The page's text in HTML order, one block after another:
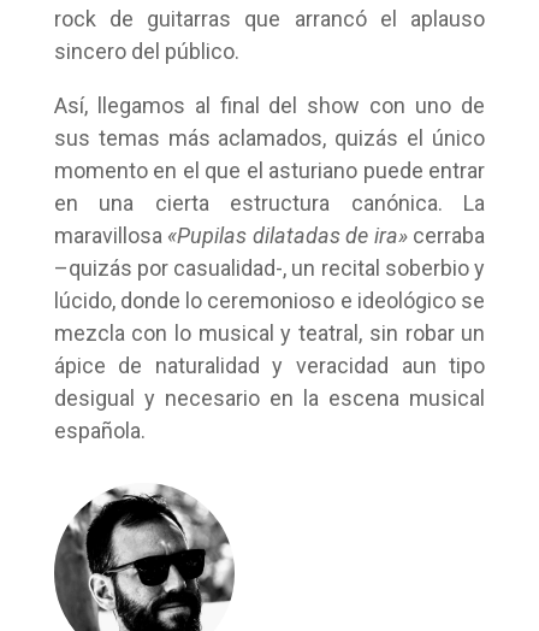
rock de guitarras que arrancó el aplauso
sincero del público.
Así, llegamos al final del show con uno de
sus temas más aclamados, quizás el único
momento en el que el asturiano puede entrar
en una cierta estructura canónica. La
maravillosa «Pupilas dilatadas de ira»cerraba
–quizás por casualidad-, un recital soberbio y
lúcido, donde lo ceremonioso e ideológico se
mezcla con lo musical y teatral, sin robar un
ápice de naturalidad y veracidad aun tipo
desigual y necesario en la escena musical
española.